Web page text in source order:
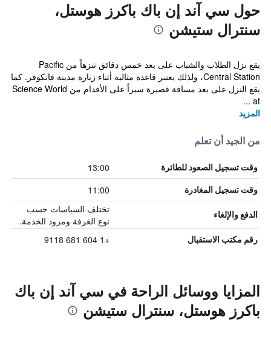
حول سي آند إن باك باكرز هوستل،
سنترال ستيشن
يقع نزل الطلاب والشباب على بعد خمس دقائق تنزهاً من Pacific
Central Station، ولذلك يعتبر قاعدة مثالية أثناء زيارة مدينة فانكوفر. كما
يقع النزل على بعد مسافة قصيرة سيراً على الأقدام من Science World
at ...
المزيد
من الجيد أن تعلم
وقت تسجيل الصعود للطائرة 13:00
وقت تسجيل المغادرة 11:00
الدفع والإلغاء
تختلف السياسات حسب
نوع الغرفة ومزود الخدمة.
رقم مكتب الاستقبال +1 604 681 9118
المزايا ووسائل الراحة في سي آند إن باك
باكرز هوستل، سنترال ستيشن